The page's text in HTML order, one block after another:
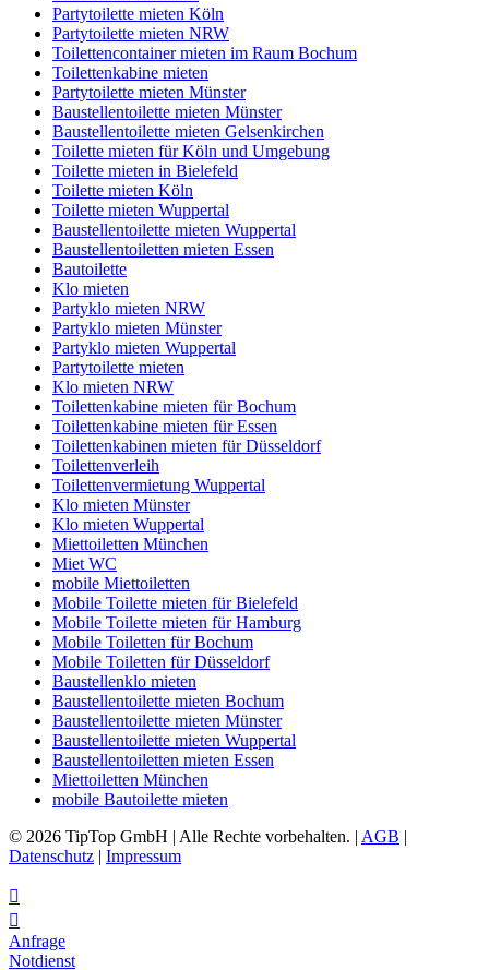
Partytoilette mieten Köln
Partytoilette mieten NRW
Toilettencontainer mieten im Raum Bochum
Toilettenkabine mieten
Partytoilette mieten Münster
Baustellentoilette mieten Münster
Baustellentoilette mieten Gelsenkirchen
Toilette mieten für Köln und Umgebung
Toilette mieten in Bielefeld
Toilette mieten Köln
Toilette mieten Wuppertal
Baustellentoilette mieten Wuppertal
Baustellentoiletten mieten Essen
Bautoilette
Klo mieten
Partyklo mieten NRW
Partyklo mieten Münster
Partyklo mieten Wuppertal
Partytoilette mieten
Klo mieten NRW
Toilettenkabine mieten für Bochum
Toilettenkabine mieten für Essen
Toilettenkabinen mieten für Düsseldorf
Toilettenverleih
Toilettenvermietung Wuppertal
Klo mieten Münster
Klo mieten Wuppertal
Miettoiletten München
Miet WC
mobile Miettoiletten
Mobile Toilette mieten für Bielefeld
Mobile Toilette mieten für Hamburg
Mobile Toiletten für Bochum
Mobile Toiletten für Düsseldorf
Baustellenklo mieten
Baustellentoilette mieten Bochum
Baustellentoilette mieten Münster
Baustellentoilette mieten Wuppertal
Baustellentoiletten mieten Essen
Miettoiletten München
mobile Bautoilette mieten
© 2026 TipTop GmbH | Alle Rechte vorbehalten. | AGB |
Datenschutz | Impressum


Anfrage
Notdienst